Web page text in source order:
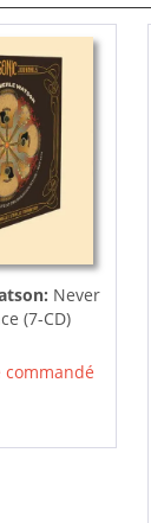
Never
(7-CD)